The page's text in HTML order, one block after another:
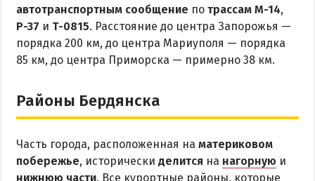
Отдых в мае и на майские
Отдых в сентябре
Отдых зимой и в межсезонье
Отдых с бассейном
Отдых на первой линии
Отдых на набережной
Квартиры посуточно
автотранспортным сообщение по трассам М-14,
Р-37 и Т-0815. Расстояние до центра Запорожья —
порядка 200 км, до центра Мариуполя — порядка
85 км, до центра Приморска — примерно 38 км.
Районы Бердянска
Часть города, расположенная на материковом
побережье, исторически делится на нагорную и
нижнюю части. Все курортные районы, которые